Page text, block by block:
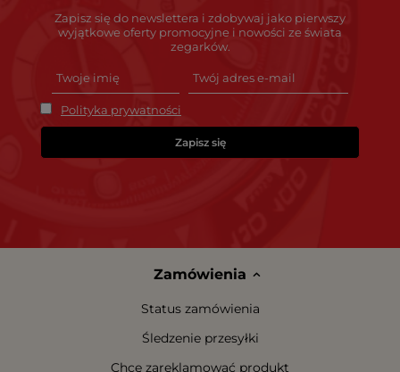
Zapisz się do newslettera i zdobywaj jako pierwszy
wyjątkowe oferty promocyjne i nowości ze świata
zegarków.
Polityka prywatności
Zapisz się
Zamówienia
Status zamówienia
Śledzenie przesyłki
Chcę zareklamować produkt